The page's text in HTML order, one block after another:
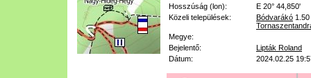
Hosszúság (lon):
E 20° 44,850'
Közeli települések:
Bódvarákó
Megye:
Bejelentő:
Lipták Roland
Dátum:
2024.02.25